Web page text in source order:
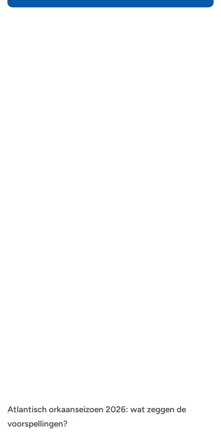
Atlantisch orkaanseizoen 2026: wat zeggen de
voorspellingen?